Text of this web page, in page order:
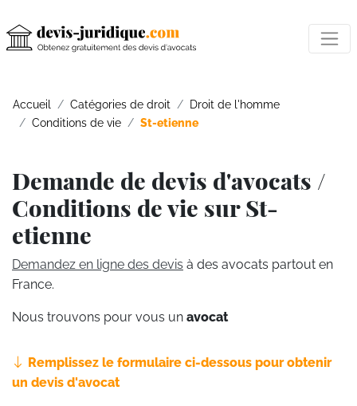
Accueil Catégories de droit
Droit de l'homme
Conditions de vie
St-etienne
Demande de devis d'avocats /
Conditions de vie sur St-
etienne
Demandez en ligne des devis à des avocats partout en
France.
Nous trouvons pour vous un avocat
Remplissez le formulaire ci-dessous pour obtenir
un devis d'avocat